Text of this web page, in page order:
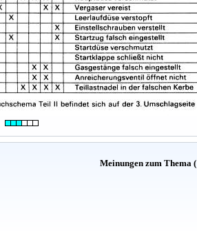
Meinungen zum Thema